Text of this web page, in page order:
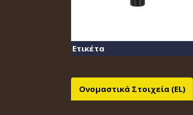
Ετικέτα
Ονομαστικά Στοιχεία (EL)